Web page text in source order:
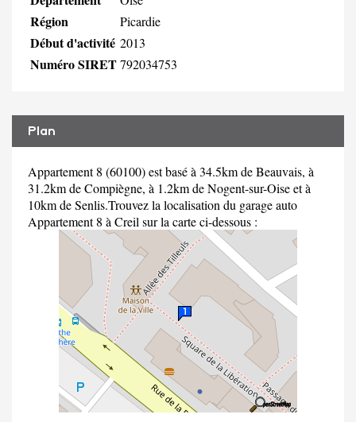
Région Picardie
Début d'activité 2013
Numéro SIRET792034753
Plan
Appartement 8 (60100) est basé à 34.5km de Beauvais, à
31.2km de Compiègne, à 1.2km de Nogent-sur-Oise et à
10km de Senlis.Trouvez la localisation du garage auto
Appartement 8 à Creil sur la carte ci-dessous :